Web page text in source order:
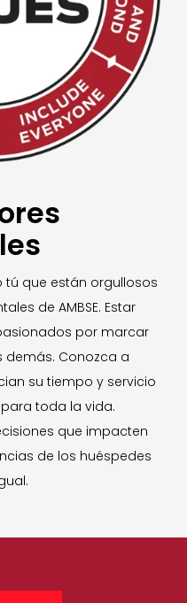
que están orgullosos
de AMBSE. Estar
por marcar
demás. Conozca a
su tiempo y servicio
toda la vida.
que impacten
de los huéspedes